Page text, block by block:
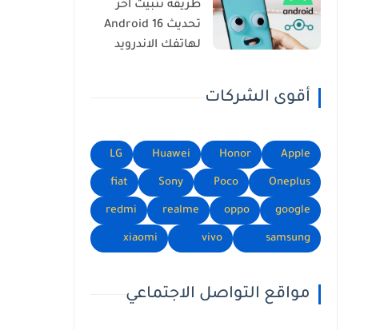
طريقة تثبيت اَخر
تحديث Android 16
لهاتفك الاندرويد
أقوى الشركات
Apple
Honor
Huawei
LG
Oneplus
Poco
Sony
fiat
google
oppo
realme
redmi
samsung
vivo
xiaomi
مواقع التواصل الاجتماعي